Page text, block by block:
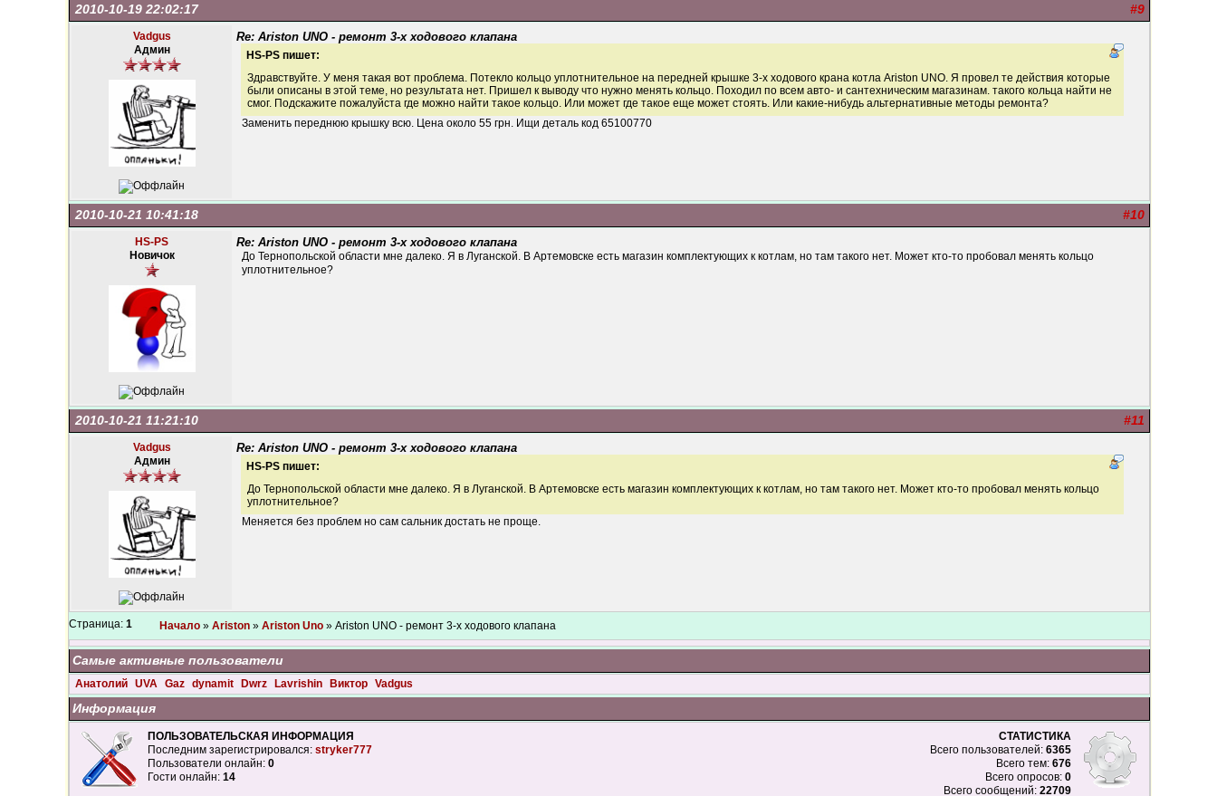
#9
2010-10-19 22:02:17
Vadgus
Админ
Re: Ariston UNO - ремонт 3-х ходового клапана
HS-PS пишет:
Здравствуйте. У меня такая вот проблема. Потекло кольцо уплотнительное на передней крышке 3-х ходового крана котла Ariston UNO. Я провел те действия которые
были описаны в этой теме, но результата нет. Пришел к выводу что нужно менять кольцо. Походил по всем авто- и сантехническим магазинам. такого кольца найти не
смог. Подскажите пожалуйста где можно найти такое кольцо. Или может где такое еще может стоять. Или какие-нибудь альтернативные методы ремонта?
Заменить переднюю крышку всю. Цена около 55 грн. Ищи деталь код 65100770
#10
2010-10-21 10:41:18
HS-PS
Новичок
Re: Ariston UNO - ремонт 3-х ходового клапана
До Тернопольской области мне далеко. Я в Луганской. В Артемовске есть магазин комплектующих к котлам, но там такого нет. Может кто-то пробовал менять кольцо
уплотнительное?
#11
2010-10-21 11:21:10
Vadgus
Админ
Re: Ariston UNO - ремонт 3-х ходового клапана
HS-PS пишет:
До Тернопольской области мне далеко. Я в Луганской. В Артемовске есть магазин комплектующих к котлам, но там такого нет. Может кто-то пробовал менять кольцо
уплотнительное?
Меняется без проблем но сам сальник достать не проще.
Страница: 1 Начало » Ariston » Ariston Uno » Ariston UNO - ремонт 3-х ходового клапана
Самые активные пользователи
Анатолий UVA Gaz dynamit Dwrz Lavrishin Виктор Vadgus
Информация
СТАТИСТИКА
Всего пользователей: 6365
Всего тем: 676
Всего опросов: 0
Всего сообщений: 22709
ПОЛЬЗОВАТЕЛЬСКАЯ ИНФОРМАЦИЯ
Последним зарегистрировался: stryker777
Пользователи онлайн: 0
Гости онлайн: 14